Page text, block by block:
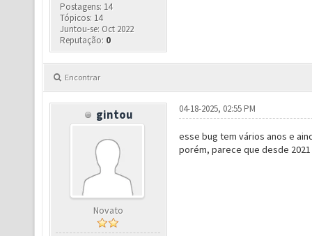
Postagens: 14
Tópicos: 14
Juntou-se: Oct 2022
Reputação: 0
Encontrar
gintou
Novato
04-18-2025, 02:55 PM
esse bug tem vários anos e
porém, parece que desde